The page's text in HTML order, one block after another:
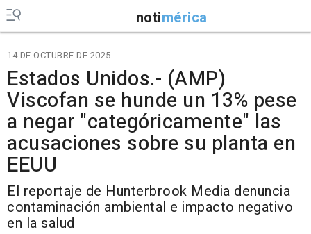
notimérica
14 DE OCTUBRE DE 2025
Estados Unidos.- (AMP)
Viscofan se hunde un 13% pese
a negar "categóricamente" las
acusaciones sobre su planta en
EEUU
El reportaje de Hunterbrook Media denuncia
contaminación ambiental e impacto negativo
en la salud